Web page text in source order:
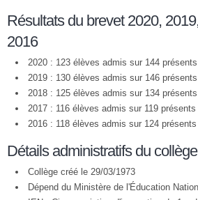
Résultats du brevet 2020,
2016
2020 : 123 élèves admis sur 144
2019 : 130 élèves admis sur 146
2018 : 125 élèves admis sur 134
2017 : 116 élèves admis sur 119
2016 : 118 élèves admis sur 124
Détails administratifs du collège
Collège créé le 29/03/1973
Dépend du Ministère de l'Éducation